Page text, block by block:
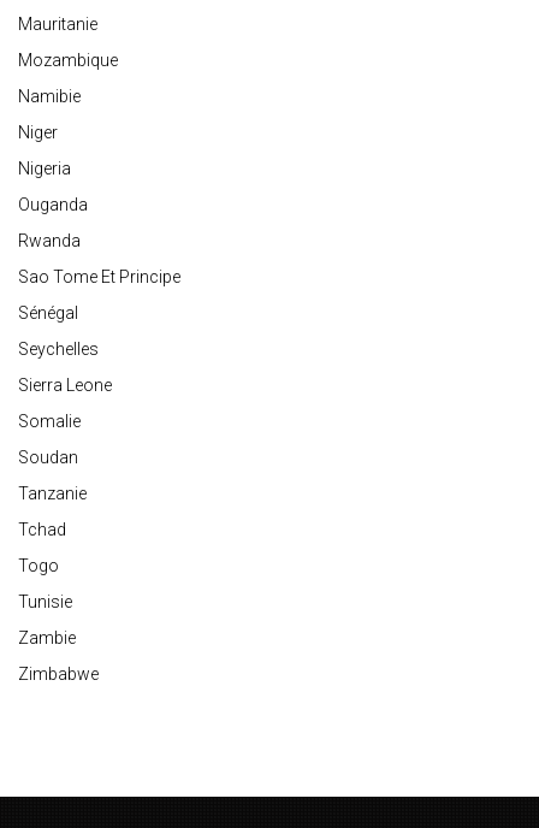
Mauritanie
Mozambique
Namibie
Niger
Nigeria
Ouganda
Rwanda
Sao Tome Et Principe
Sénégal
Seychelles
Sierra Leone
Somalie
Soudan
Tanzanie
Tchad
Togo
Tunisie
Zambie
Zimbabwe